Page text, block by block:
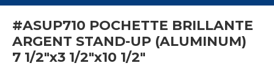
#ASUP710 POCHETTE BRILLANTE
ARGENT STAND-UP (ALUMINUM)
7 1/2"x3 1/2"x10 1/2"